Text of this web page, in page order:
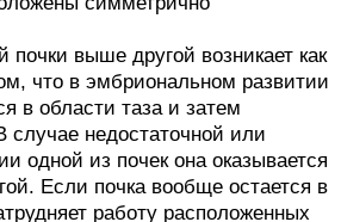
почки выше другой возникает как
что в эмбриональном развитии
в области таза и затем
недостаточной или
одной из почек она оказывается
Если почка вообще остается в
работу расположенных